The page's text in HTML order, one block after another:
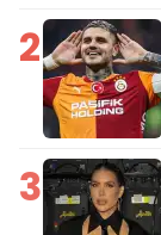
2
3